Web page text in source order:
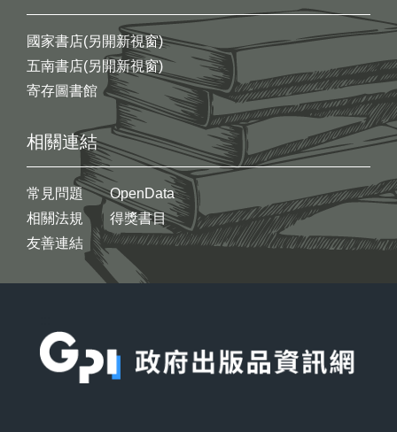
國家書店(另開新視窗)
五南書店(另開新視窗)
寄存圖書館
相關連結
常見問題
相關法規
友善連結
OpenData
得獎書目